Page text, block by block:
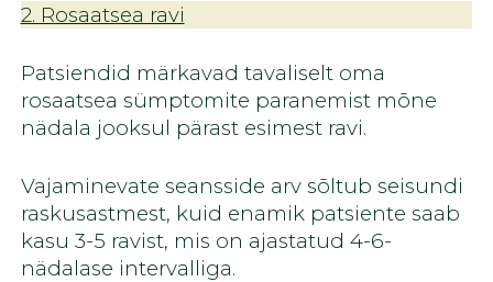
2. Rosaatsea ravi
Patsiendid märkavad tavaliselt oma
rosaatsea sümptomite paranemist mõne
nädala jooksul pärast esimest ravi.
Vajaminevate seansside arv sõltub seisundi
raskusastmest, kuid enamik patsiente saab
kasu 3-5 ravist, mis on ajastatud 4-6-
nädalase intervalliga.